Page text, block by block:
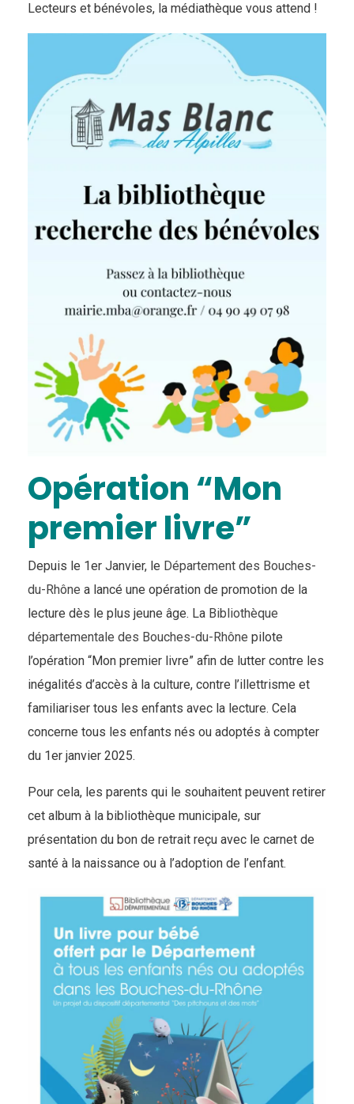
Lecteurs et bénévoles, la médiathèque vous attend !
Opération “Mon
premier livre”
Depuis le 1er Janvier, le Département des Bouches-
du-Rhône a lancé une opération de promotion de la
lecture dès le plus jeune âge. La Bibliothèque
départementale des Bouches-du-Rhône pilote
l’opération “Mon premier livre” afin de lutter contre les
inégalités d’accès à la culture, contre l’illettrisme et
familiariser tous les enfants avec la lecture. Cela
concerne tous les enfants nés ou adoptés à compter
du 1er janvier 2025.
Pour cela, les parents qui le souhaitent peuvent retirer
cet album à la bibliothèque municipale, sur
présentation du bon de retrait reçu avec le carnet de
santé à la naissance ou à l’adoption de l’enfant.